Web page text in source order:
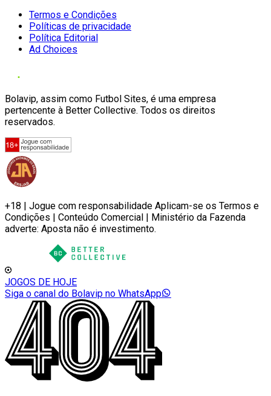
Termos e Condições
Políticas de privacidade
Política Editorial
Ad Choices
Bolavip, assim como Futbol Sites, é uma empresa
pertencente à Better Collective. Todos os direitos
reservados.
+18 | Jogue com responsabilidade Aplicam-se os Termos e
Condições | Conteúdo Comercial | Ministério da Fazenda
adverte: Aposta não é investimento.
JOGOS DE HOJE
Siga o canal do Bolavip no WhatsApp